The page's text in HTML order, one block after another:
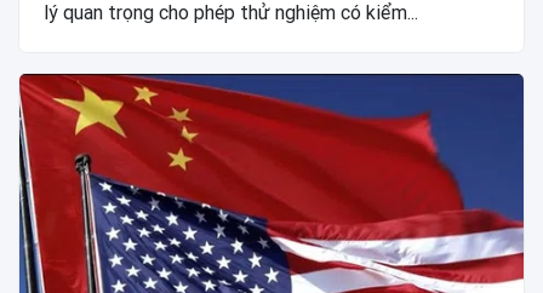
lý quan trọng cho phép thử nghiệm có kiểm...